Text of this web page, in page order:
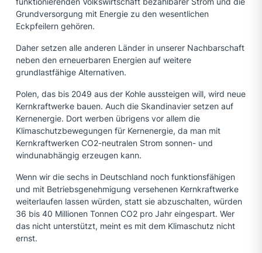
Grundversorgung mit Energie zu den wesentlichen
Eckpfeilern gehören.
Daher setzen alle anderen Länder in unserer Nachbarschaft
neben den erneuerbaren Energien auf weitere
grundlastfähige Alternativen.
Polen, das bis 2049 aus der Kohle aussteigen will, wird neue
Kernkraftwerke bauen. Auch die Skandinavier setzen auf
Kernenergie. Dort werben übrigens vor allem die
Klimaschutzbewegungen für Kernenergie, da man mit
Kernkraftwerken CO2-neutralen Strom sonnen- und
windunabhängig erzeugen kann.
Wenn wir die sechs in Deutschland noch funktionsfähigen
und mit Betriebsgenehmigung versehenen Kernkraftwerke
weiterlaufen lassen würden, statt sie abzuschalten, würden
36 bis 40 Millionen Tonnen CO2 pro Jahr eingespart. Wer
das nicht unterstützt, meint es mit dem Klimaschutz nicht
ernst.